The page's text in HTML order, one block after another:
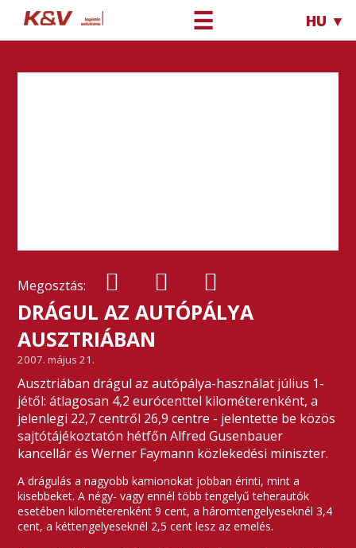
☰ HU ▼
Megosztás:
DRÁGUL AZ AUTÓPÁLYA
AUSZTRIÁBAN
2007. május 21.
Ausztriában drágul az autópálya-használat július 1-
jétől: átlagosan 4,2 eurócenttel kilométerenként, a
jelenlegi 22,7 centről 26,9 centre - jelentette be közös
sajtótájékoztatón hétfőn Alfred Gusenbauer
kancellár és Werner Faymann közlekedési miniszter.
A drágulás a nagyobb kamionokat jobban érinti, mint a
kisebbeket. A négy- vagy ennél több tengelyű teherautók
esetében kilométerenként 9 cent, a háromtengelyeseknél 3,4
cent, a kéttengelyeseknél 2,5 cent lesz az emelés.